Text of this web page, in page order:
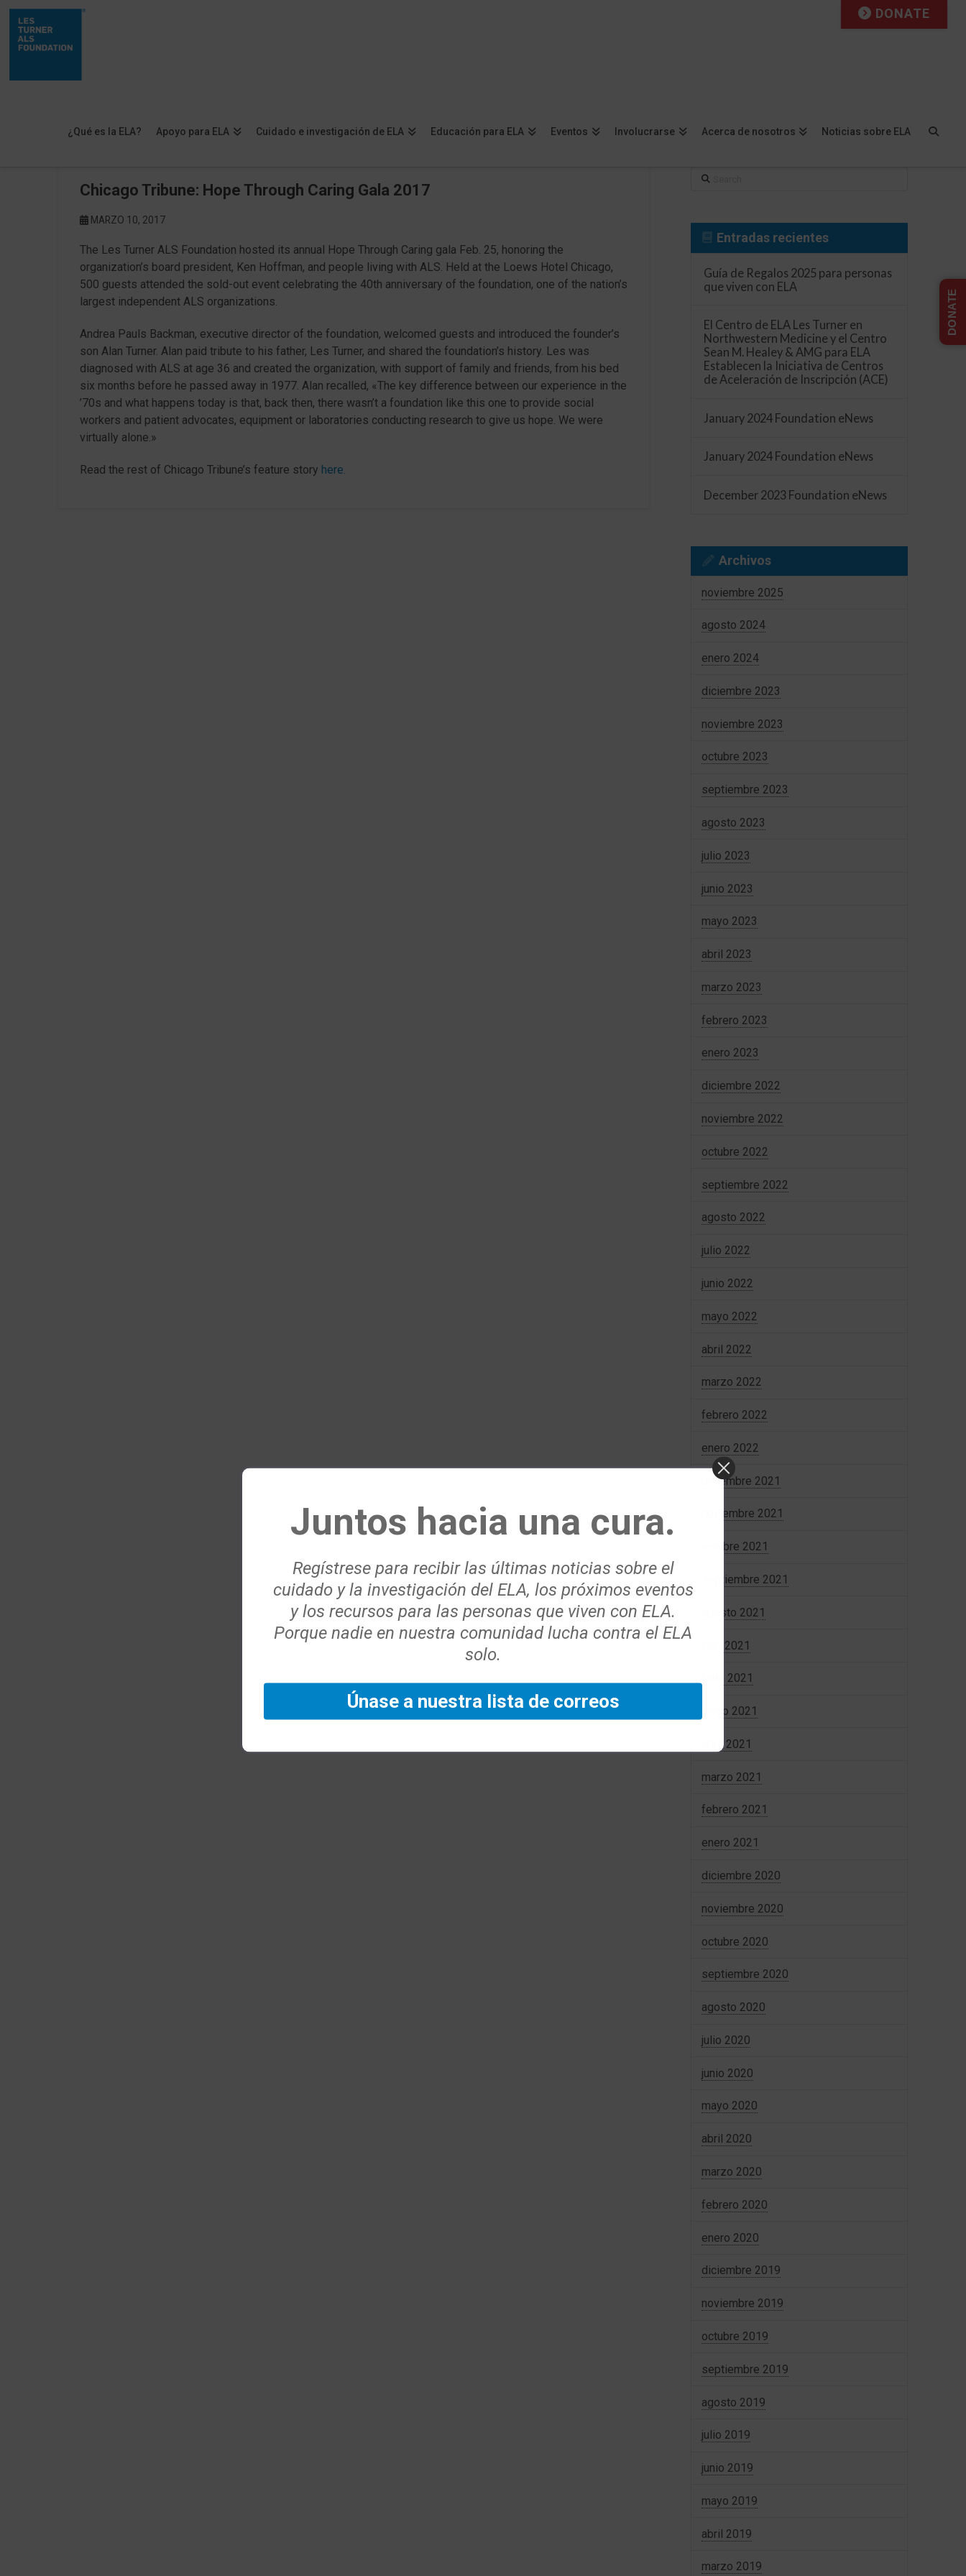
¿Qué es la ELA? Apoyo para ELA Cuidado e investigación de ELA Educación para ELA Eventos Involucrarse Acerca de nosotros Noticias sobre ELA
DONATE
Chicago Tribune: Hope Through Caring Gala 2017
MARZO 10, 2017
The Les Turner ALS Foundation hosted its annual Hope Through Caring gala Feb. 25, honoring the
organization’s board president, Ken Hoffman, and people living with ALS. Held at the Loews Hotel Chicago,
500 guests attended the sold-out event celebrating the 40th anniversary of the foundation, one of the nation’s
largest independent ALS organizations.
Andrea Pauls Backman, executive director of the foundation, welcomed guests and introduced the founder’s
son Alan Turner. Alan paid tribute to his father, Les Turner, and shared the foundation’s history. Les was
diagnosed with ALS at age 36 and created the organization, with support of family and friends, from his bed
six months before he passed away in 1977. Alan recalled, «The key difference between our experience in the
’70s and what happens today is that, back then, there wasn’t a foundation like this one to provide social
workers and patient advocates, equipment or laboratories conducting research to give us hope. We were
virtually alone.»
Read the rest of Chicago Tribune’s feature story here.
Search
Entradas recientes
Guía de Regalos 2025 para personas
que viven con ELA
El Centro de ELA Les Turner en
Northwestern Medicine y el Centro
Sean M. Healey & AMG para ELA
Establecen la Iniciativa de Centros
de Aceleración de Inscripción (ACE)
January 2024 Foundation eNews
January 2024 Foundation eNews
December 2023 Foundation eNews
Archivos
noviembre 2025
agosto 2024
enero 2024
diciembre 2023
noviembre 2023
octubre 2023
septiembre 2023
agosto 2023
julio 2023
junio 2023
mayo 2023
abril 2023
marzo 2023
febrero 2023
enero 2023
diciembre 2022
noviembre 2022
octubre 2022
septiembre 2022
agosto 2022
julio 2022
junio 2022
mayo 2022
abril 2022
marzo 2022
febrero 2022
enero 2022
diciembre 2021
noviembre 2021
octubre 2021
septiembre 2021
agosto 2021
julio 2021
junio 2021
mayo 2021
abril 2021
marzo 2021
febrero 2021
enero 2021
diciembre 2020
noviembre 2020
octubre 2020
septiembre 2020
agosto 2020
julio 2020
junio 2020
mayo 2020
abril 2020
marzo 2020
febrero 2020
enero 2020
diciembre 2019
noviembre 2019
octubre 2019
septiembre 2019
agosto 2019
julio 2019
junio 2019
mayo 2019
abril 2019
marzo 2019
DONATE
Juntos hacia una cura.
Regístrese para recibir las últimas noticias sobre el
cuidado y la investigación del ELA, los próximos eventos
y los recursos para las personas que viven con ELA.
Porque nadie en nuestra comunidad lucha contra el ELA
solo.
Únase a nuestra lista de correos